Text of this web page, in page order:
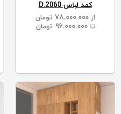
کمد لباس D.2060
از
تومان
تا ۹۶.۰۰۰.۰۰۰ تومان